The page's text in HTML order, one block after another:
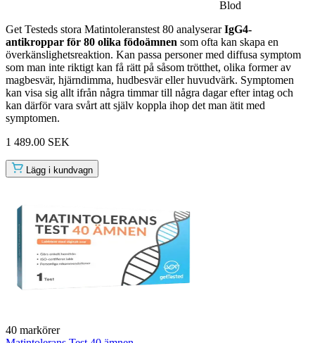
Blod
Get Testeds stora Matintoleranstest 80 analyserar IgG4-
antikroppar för 80 olika födoämnen som ofta kan skapa en
överkänslighetsreaktion. Kan passa personer med diffusa symptom
som man inte riktigt kan få rätt på såsom trötthet, olika former av
magbesvär, hjärndimma, hudbesvär eller huvudvärk. Symptomen
kan visa sig allt ifrån några timmar till några dagar efter intag och
kan därför vara svårt att själv koppla ihop det man ätit med
symptomen.
1 489.00 SEK
Lägg i kundvagn
40 markörer